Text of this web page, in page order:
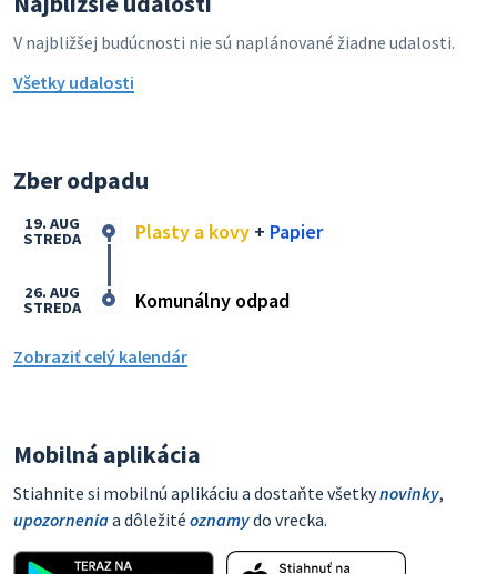
V najbližšej budúcnosti nie sú naplánované žiadne udalosti.
Všetky udalosti
Zber odpadu
Plasty a kovy + Papier
19. AUG
STREDA
Komunálny odpad
26. AUG
STREDA
Zobraziť celý kalendár
Mobilná aplikácia
Stiahnite si mobilnú aplikáciu a dostaňte všetkynovinky,
upozorneniaa dôležité oznamydo vrecka.